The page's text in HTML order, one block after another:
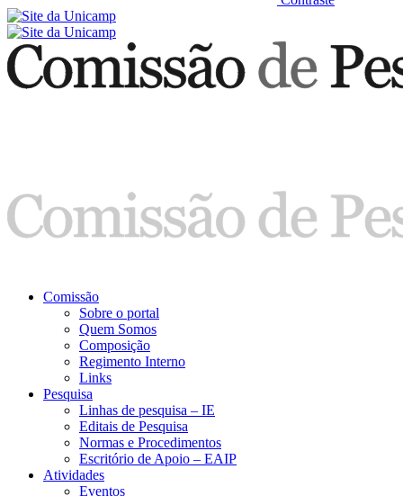
Comissão
Sobre o portal
Quem Somos
Composição
Regimento Interno
Links
Pesquisa
Linhas de pesquisa – IE
Editais de Pesquisa
Normas e Procedimentos
Escritório de Apoio – EAIP
Atividades
Eventos